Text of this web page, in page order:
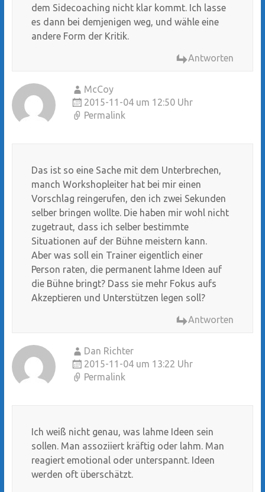
dem Sidecoaching nicht klar kommt. Ich lasse
es dann bei demjenigen weg, und wähle eine
andere Form der Kritik.
Antworten
McCoy
2015-11-04 um 12:50 Uhr
Permalink
Das ist so eine Sache mit dem Unterbrechen,
manch Workshopleiter hat bei mir einen
Vorschlag reingerufen, den ich zwei Sekunden
selber bringen wollte. Die haben mir wohl nicht
zugetraut, dass ich selber bestimmte
Situationen auf der Bühne meistern kann.
Aber was soll ein Trainer eigentlich einer
Person raten, die permanent lahme Ideen auf
die Bühne bringt? Dass sie mehr Fokus aufs
Akzeptieren und Unterstützen legen soll?
Antworten
Dan Richter
2015-11-04 um 13:22 Uhr
Permalink
Ich weiß nicht genau, was lahme Ideen sein
sollen. Man assoziiert kräftig oder lahm. Man
reagiert emotional oder unterspannt. Ideen
werden oft überschätzt.